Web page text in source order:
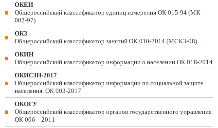
ОКЕИ
Общероссийский классификатор единиц измерения ОК 015-94 (МК
002-97)
ОКЗ
Общероссийский классификатор занятий ОК 010-2014 (МСКЗ-08)
ОКИН
Общероссийский классификатор информации о населении ОК 018-2014
ОКИСЗН-2017
Общероссийский классификатор информации по социальной защите
населения. ОК 003-2017
ОКОГУ
Общероссийский классификатор органов государственного управления
ОК 006 – 2011